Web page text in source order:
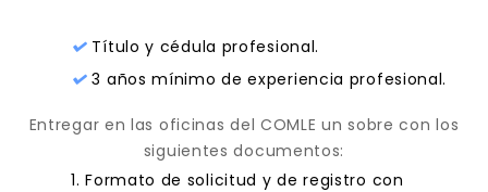
Título y cédula profesional.
3 años mínimo de experiencia profesional.
Entregar en las oficinas del COMLE un sobre con los
siguientes documentos:
1. Formato de solicitud y de registro con